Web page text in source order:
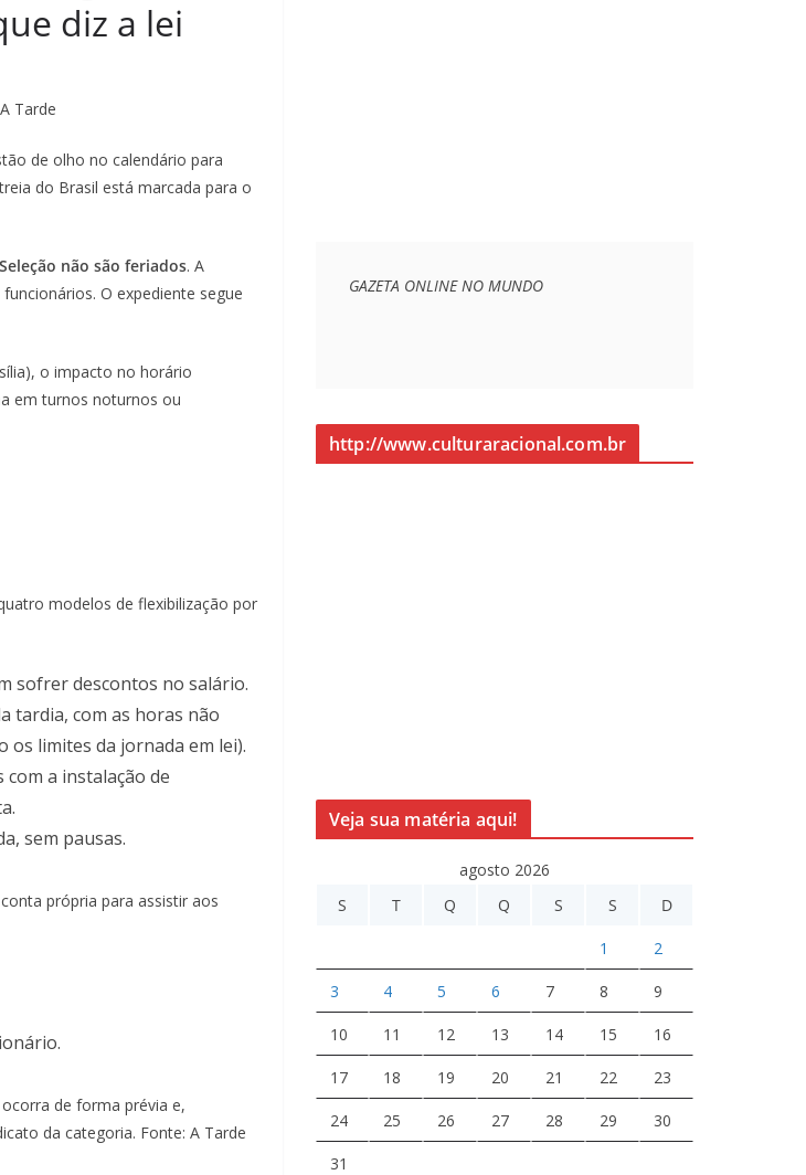
diz a lei
Tarde
de olho no calendário para
do Brasil está marcada para o
não são feriados. A
O expediente segue
o impacto no horário
em turnos noturnos ou
modelos de flexibilização por
sofrer descontos no salário.
tardia, com as horas não
limites da jornada em lei).
a instalação de
sem pausas.
própria para assistir aos
de forma prévia e,
da categoria. Fonte: A Tarde
GAZETA ONLINE NO MUNDO
http://www.culturaracional.com.br
Veja sua matéria aqui!
agosto 2026
S
T Q Q S S D
1 2
3 4 5 6 7 8 9
10 11 12 13 14 15 16
17 18 19 20 21 22 23
24 25 26 27 28 29 30
31